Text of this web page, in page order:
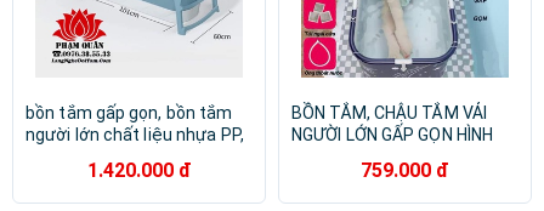
bồn tắm gấp gọn, bồn tắm
người lớn chất liệu nhựa PP,
1.420.000 đ
BỒN TẮM, CHẬU TẮM VẢI
NGƯỜI LỚN GẤP GỌN HÌNH
được 2 người lớn, chất liệu
an toàn -LB146211
759.000 đ